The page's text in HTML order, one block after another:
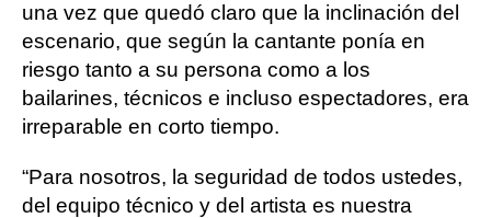
una vez que quedó claro que la inclinación del
escenario, que según la cantante ponía en
riesgo tanto a su persona como a los
bailarines, técnicos e incluso espectadores, era
irreparable en corto tiempo.
“Para nosotros, la seguridad de todos ustedes,
del equipo técnico y del artista es nuestra